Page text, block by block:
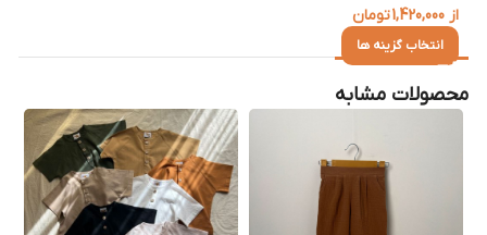
از 1,420,000تومان
انتخاب گزینه ها
محصولات مشابه